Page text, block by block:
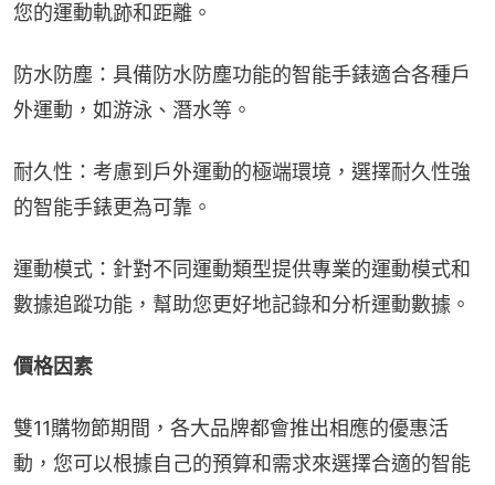
您的運動軌跡和距離。
防水防塵：具備防水防塵功能的智能手錶適合各種戶
外運動，如游泳、潛水等。
耐久性：考慮到戶外運動的極端環境，選擇耐久性強
的智能手錶更為可靠。
運動模式：針對不同運動類型提供專業的運動模式和
數據追蹤功能，幫助您更好地記錄和分析運動數據。
價格因素
雙11購物節期間，各大品牌都會推出相應的優惠活
動，您可以根據自己的預算和需求來選擇合適的智能